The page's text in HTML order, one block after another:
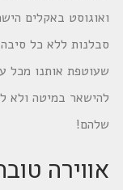
ואוגוסט באקלים
סבלנות ללא כל
שעוטפת אותנו מכל
להישאר במיטה ולא
שלהם!
אווירה